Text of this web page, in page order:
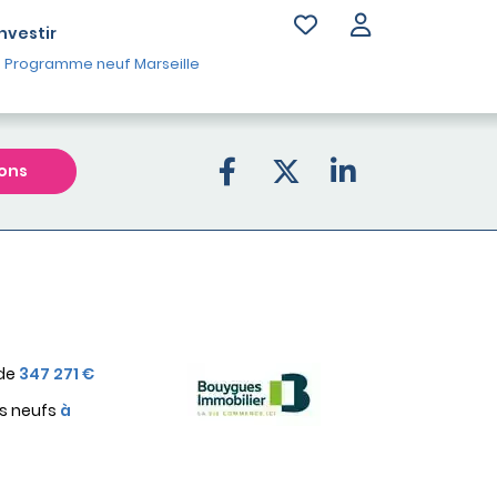
Programme neuf Marseille
347 271 €
neufs à